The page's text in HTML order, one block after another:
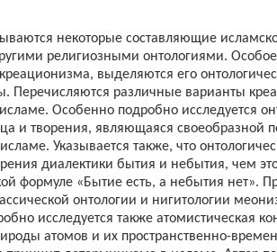
некоторые составляющие
религиозными онтологиями.
выделяются его
Перечисляются различные варианты
Особенно подробно исследуется
и творения, являющаяся своеобразной
Указывается также, что
диалектики бытия и небытия, чем
формуле «Бытие есть, а небытия нет».
онтологии и нигитологии
исследуется также атомистическая
атомов и их пространственно-